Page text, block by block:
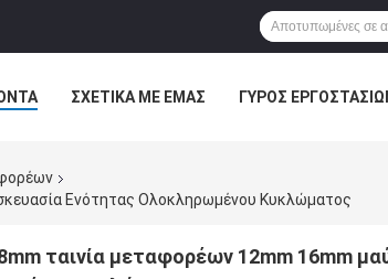
ΣΧΕΤΙΚΆ ΜΕ ΕΜΆΣ ΓΎΡΟΣ
Ενότητας Ολοκληρωμένου Κυκλώματος
ταινία μεταφορέων 12mm 16mm